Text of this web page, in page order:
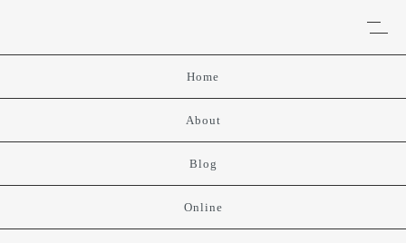
Home
About
Blog
Online